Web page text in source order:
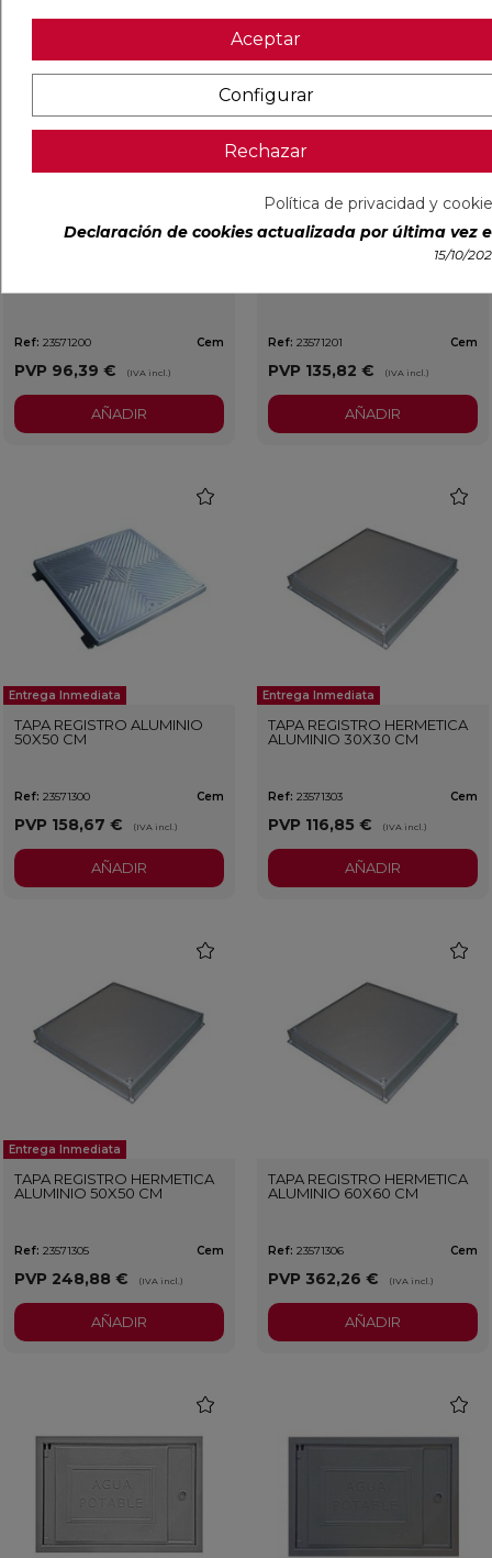
Entrega Inmediata
Ref: 23571200 Cem
PVP 96,39 € (IVA incl.)
favorite
AÑADIR
Ref: 23571201 Cem
PVP 135,82 € (IVA incl.)
AÑADIR
Entrega Inmediata
TAPA REGISTRO ALUMINIO
50X50 CM
Ref: 23571300 Cem
PVP 158,67 € (IVA incl.)
AÑADIR
Entrega Inmediata
TAPA REGISTRO HERMETICA
ALUMINIO 30X30 CM
Ref: 23571303 Cem
PVP 116,85 € (IVA incl.)
AÑADIR
Entrega Inmediata
TAPA REGISTRO HERMETICA
ALUMINIO 50X50 CM
Ref: 23571305 Cem
PVP 248,88 € (IVA incl.)
AÑADIR
TAPA REGISTRO HERMETICA
ALUMINIO 60X60 CM
Ref: 23571306 Cem
PVP 362,26 € (IVA incl.)
AÑADIR
Aceptar
Configurar
Rechazar
Política de privacidad y
Declaración de cookies actualizada por última vez
15/10/